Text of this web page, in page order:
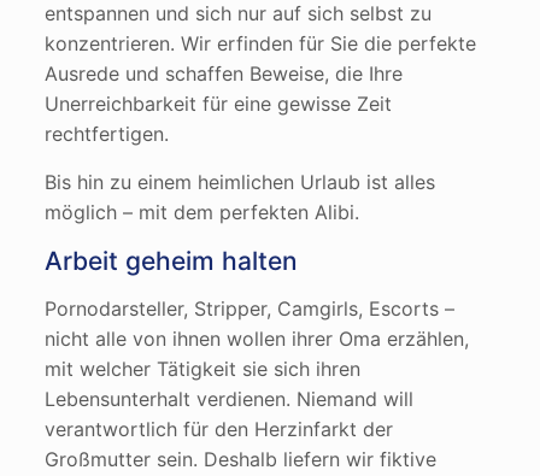
entspannen und sich nur auf sich selbst zu
konzentrieren. Wir erfinden für Sie die perfekte
Ausrede und schaffen Beweise, die Ihre
Unerreichbarkeit für eine gewisse Zeit
rechtfertigen.
Bis hin zu einem heimlichen Urlaub ist alles
möglich – mit dem perfekten Alibi.
Arbeit geheim halten
Pornodarsteller, Stripper, Camgirls, Escorts –
nicht alle von ihnen wollen ihrer Oma erzählen,
mit welcher Tätigkeit sie sich ihren
Lebensunterhalt verdienen. Niemand will
verantwortlich für den Herzinfarkt der
Großmutter sein. Deshalb liefern wir fiktive